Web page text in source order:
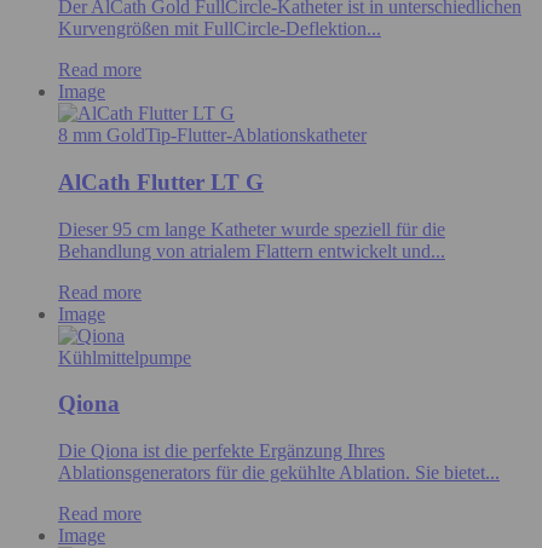
Der AlCath Gold FullCircle-Katheter ist in unterschiedlichen
Kurvengrößen mit FullCircle-Deflektion...
Read more
Image
8 mm GoldTip-Flutter-Ablationskatheter
AlCath Flutter LT G
Dieser 95 cm lange Katheter wurde speziell für die
Behandlung von atrialem Flattern entwickelt und...
Read more
Image
Kühlmittelpumpe
Qiona
Die Qiona ist die perfekte Ergänzung Ihres
Ablationsgenerators für die gekühlte Ablation. Sie bietet...
Read more
Image